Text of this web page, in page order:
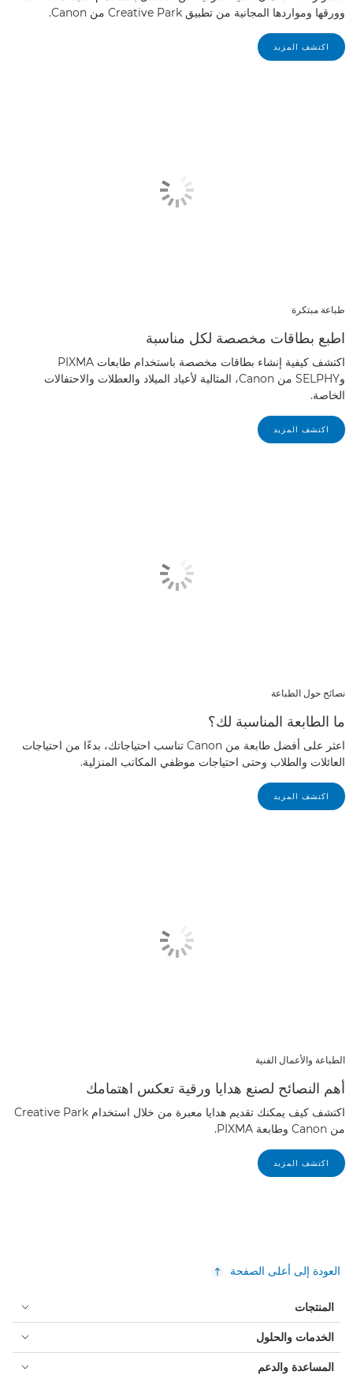
وورقها ومواردها المجانية من تطبيق Creative Park من Canon.
اكتشف المزيد
طباعة مبتكرة
اطبع بطاقات مخصصة لكل مناسبة
اكتشف كيفية إنشاء بطاقات مخصصة باستخدام طابعات PIXMA
وSELPHY من Canon، المثالية لأعياد الميلاد والعطلات والاحتفالات
الخاصة.
اكتشف المزيد
نصائح حول الطباعة
ما الطابعة المناسبة لك؟
اعثر على أفضل طابعة من Canon تناسب احتياجاتك، بدءًا من احتياجات
العائلات والطلاب وحتى احتياجات موظفي المكاتب المنزلية.
اكتشف المزيد
الطباعة والأعمال الفنية
أهم النصائح لصنع هدايا ورقية تعكس اهتمامك
اكتشف كيف يمكنك تقديم هدايا معبرة من خلال استخدام Creative Park
من Canon وطابعة PIXMA.
اكتشف المزيد
العودة إلى أعلى الصفحة
المنتجات
الخدمات والحلول
المساعدة والدعم